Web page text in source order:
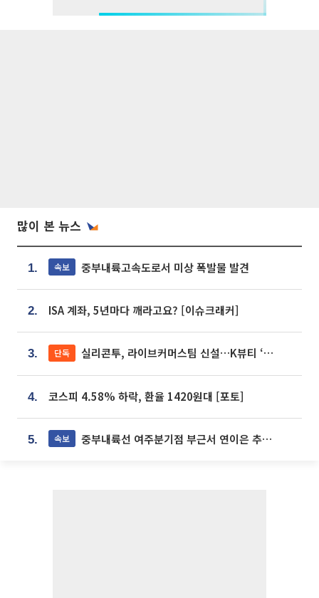
많이 본 뉴스
1. 속보 중부내륙고속도로서 미상 폭발물 발견
2. ISA 계좌, 5년마다 깨라고요? [이슈크래커]
3. 단독 실리콘투, 라이브커머스팀 신설…K뷰티 ‘글로벌 판매망’ 확대[K뷰티 라방戰]
4. 코스피 4.58% 하락, 환율 1420원대 [포토]
5. 속보 중부내륙선 여주분기점 부근서 연이은 추돌사고 발생